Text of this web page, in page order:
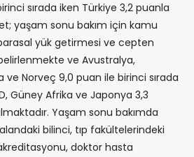
sırada iken Türkiye 3,2 puanla
yaşam sonu bakım için kamu
yük getirmesi ve cepten
ve Avustralya,
ve Norveç 9,0 puan ile birinci sırada
Güney Afrika ve Japonya 3,3
Yaşam sonu bakımda
bilinci, tıp fakültelerindeki
doktor hasta